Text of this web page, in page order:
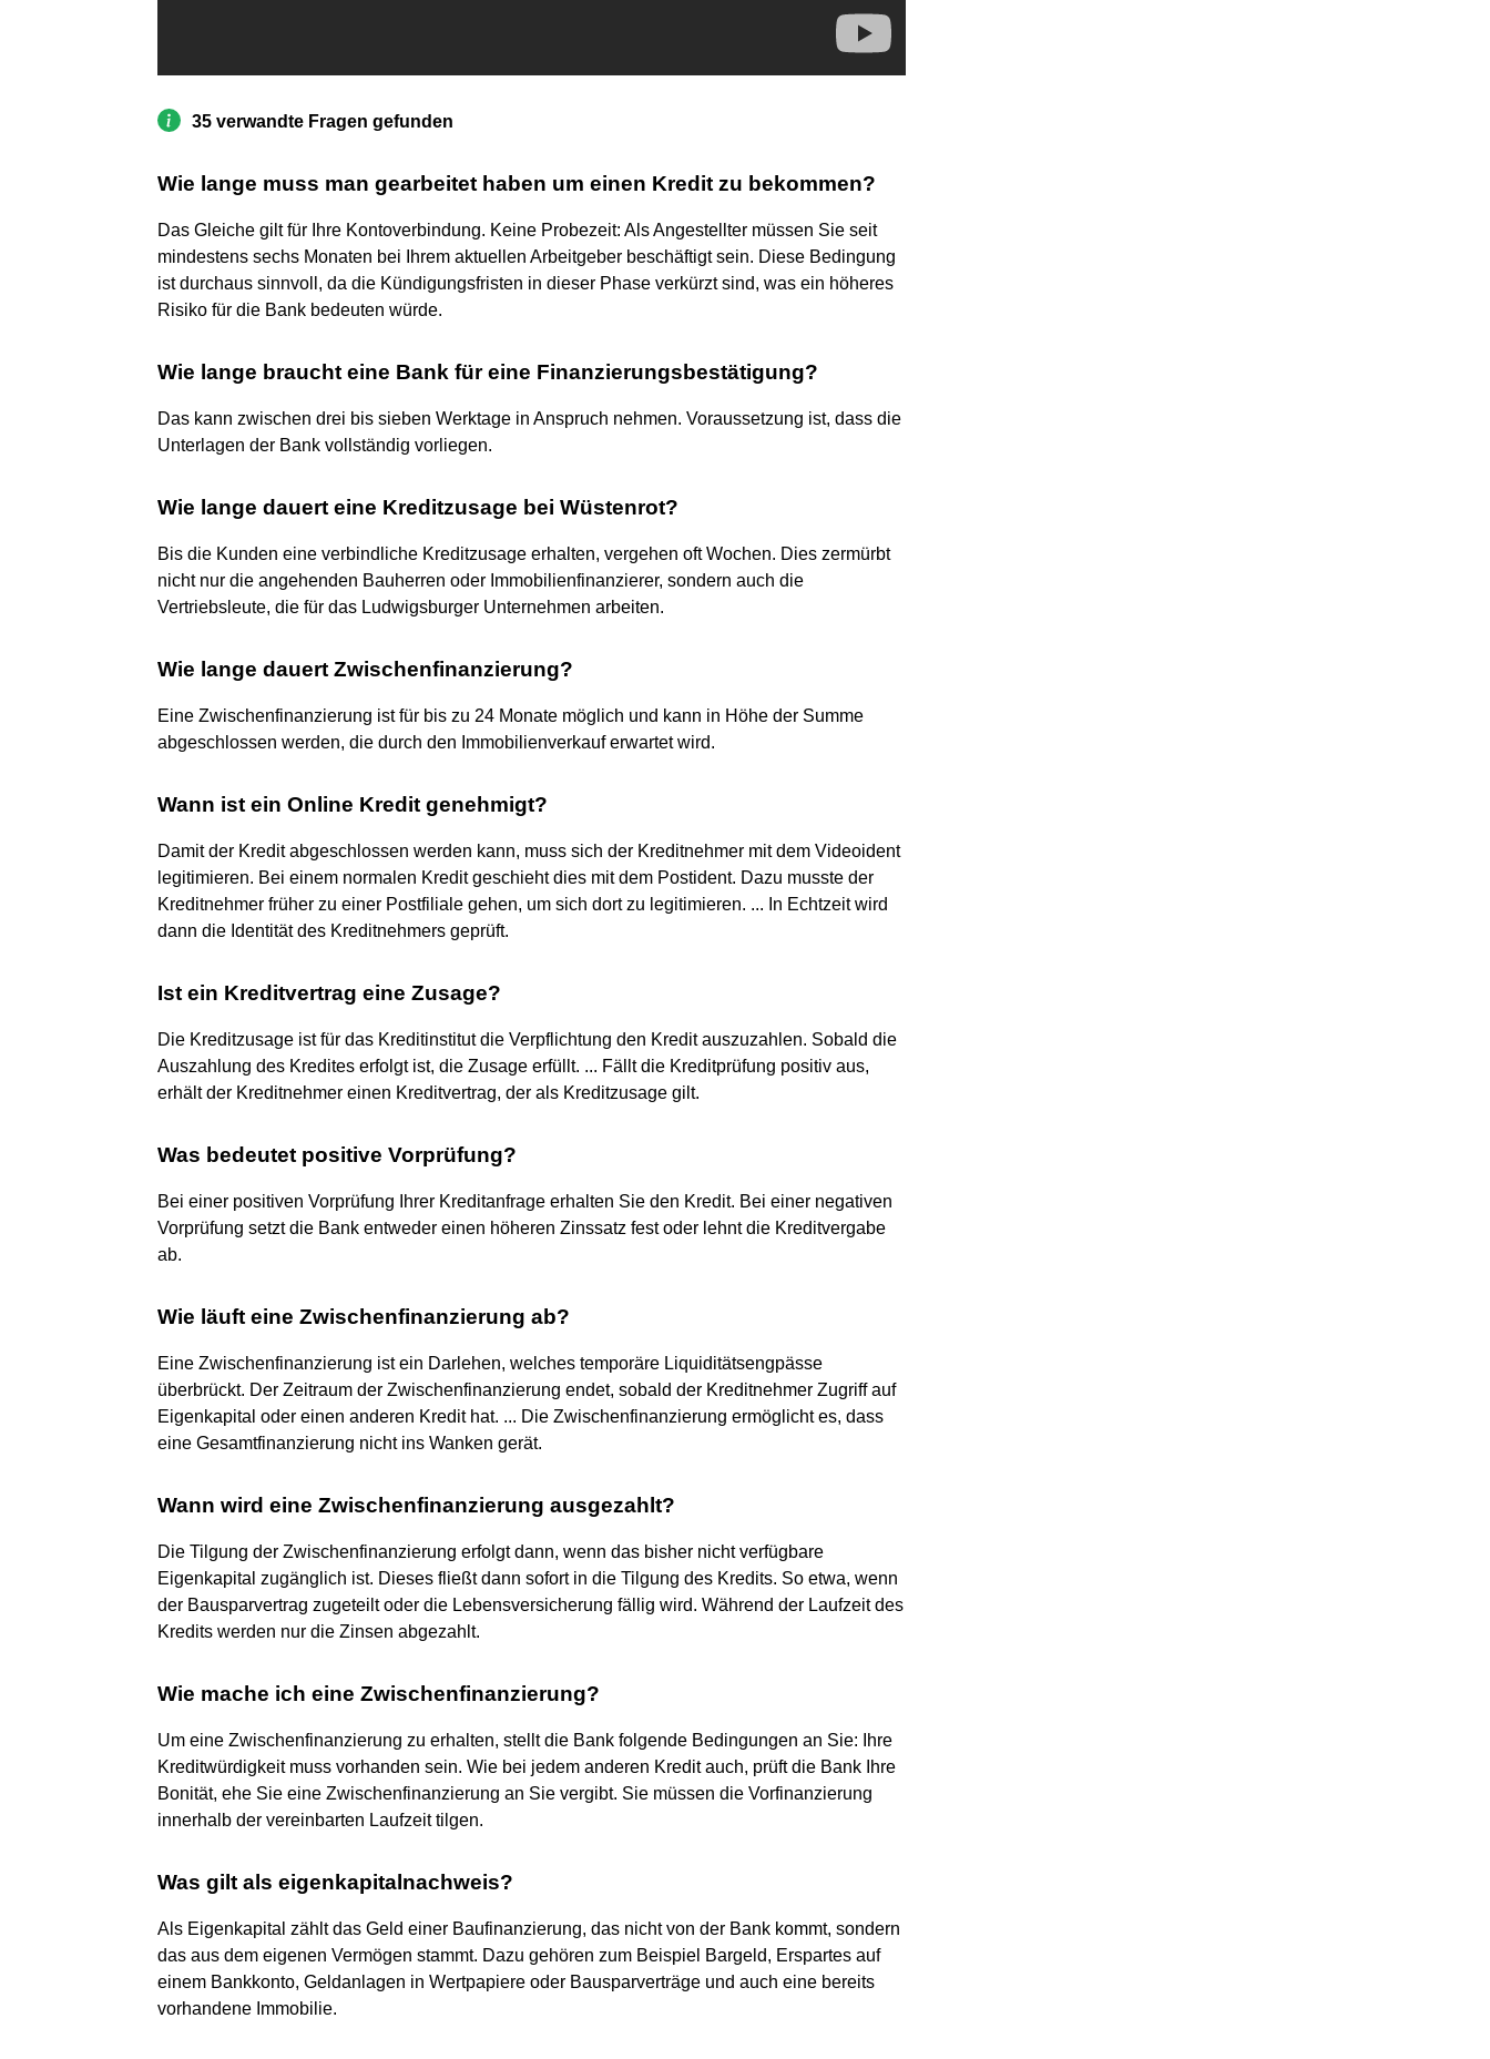
35 verwandte Fragen gefunden
Wie lange muss man gearbeitet haben um einen Kredit zu bekommen?
Das Gleiche gilt für Ihre Kontoverbindung. Keine Probezeit: Als Angestellter müssen Sie seit
mindestens sechs Monaten bei Ihrem aktuellen Arbeitgeber beschäftigt sein. Diese Bedingung
ist durchaus sinnvoll, da die Kündigungsfristen in dieser Phase verkürzt sind, was ein höheres
Risiko für die Bank bedeuten würde.
Wie lange braucht eine Bank für eine Finanzierungsbestätigung?
Das kann zwischen drei bis sieben Werktage in Anspruch nehmen. Voraussetzung ist, dass die
Unterlagen der Bank vollständig vorliegen.
Wie lange dauert eine Kreditzusage bei Wüstenrot?
Bis die Kunden eine verbindliche Kreditzusage erhalten, vergehen oft Wochen. Dies zermürbt
nicht nur die angehenden Bauherren oder Immobilienfinanzierer, sondern auch die
Vertriebsleute, die für das Ludwigsburger Unternehmen arbeiten.
Wie lange dauert Zwischenfinanzierung?
Eine Zwischenfinanzierung ist für bis zu 24 Monate möglich und kann in Höhe der Summe
abgeschlossen werden, die durch den Immobilienverkauf erwartet wird.
Wann ist ein Online Kredit genehmigt?
Damit der Kredit abgeschlossen werden kann, muss sich der Kreditnehmer mit dem Videoident
legitimieren. Bei einem normalen Kredit geschieht dies mit dem Postident. Dazu musste der
Kreditnehmer früher zu einer Postfiliale gehen, um sich dort zu legitimieren. ... In Echtzeit wird
dann die Identität des Kreditnehmers geprüft.
Ist ein Kreditvertrag eine Zusage?
Die Kreditzusage ist für das Kreditinstitut die Verpflichtung den Kredit auszuzahlen. Sobald die
Auszahlung des Kredites erfolgt ist, die Zusage erfüllt. ... Fällt die Kreditprüfung positiv aus,
erhält der Kreditnehmer einen Kreditvertrag, der als Kreditzusage gilt.
Was bedeutet positive Vorprüfung?
Bei einer positiven Vorprüfung Ihrer Kreditanfrage erhalten Sie den Kredit. Bei einer negativen
Vorprüfung setzt die Bank entweder einen höheren Zinssatz fest oder lehnt die Kreditvergabe
ab.
Wie läuft eine Zwischenfinanzierung ab?
Eine Zwischenfinanzierung ist ein Darlehen, welches temporäre Liquiditätsengpässe
überbrückt. Der Zeitraum der Zwischenfinanzierung endet, sobald der Kreditnehmer Zugriff auf
Eigenkapital oder einen anderen Kredit hat. ... Die Zwischenfinanzierung ermöglicht es, dass
eine Gesamtfinanzierung nicht ins Wanken gerät.
Wann wird eine Zwischenfinanzierung ausgezahlt?
Die Tilgung der Zwischenfinanzierung erfolgt dann, wenn das bisher nicht verfügbare
Eigenkapital zugänglich ist. Dieses fließt dann sofort in die Tilgung des Kredits. So etwa, wenn
der Bausparvertrag zugeteilt oder die Lebensversicherung fällig wird. Während der Laufzeit des
Kredits werden nur die Zinsen abgezahlt.
Wie mache ich eine Zwischenfinanzierung?
Um eine Zwischenfinanzierung zu erhalten, stellt die Bank folgende Bedingungen an Sie: Ihre
Kreditwürdigkeit muss vorhanden sein. Wie bei jedem anderen Kredit auch, prüft die Bank Ihre
Bonität, ehe Sie eine Zwischenfinanzierung an Sie vergibt. Sie müssen die Vorfinanzierung
innerhalb der vereinbarten Laufzeit tilgen.
Was gilt als eigenkapitalnachweis?
Als Eigenkapital zählt das Geld einer Baufinanzierung, das nicht von der Bank kommt, sondern
das aus dem eigenen Vermögen stammt. Dazu gehören zum Beispiel Bargeld, Erspartes auf
einem Bankkonto, Geldanlagen in Wertpapiere oder Bausparverträge und auch eine bereits
vorhandene Immobilie.